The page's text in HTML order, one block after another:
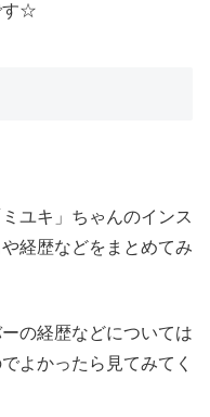
す☆
ユキ」ちゃんのインス
経歴などをまとめてみ
の経歴などについては
よかったら見てみてく